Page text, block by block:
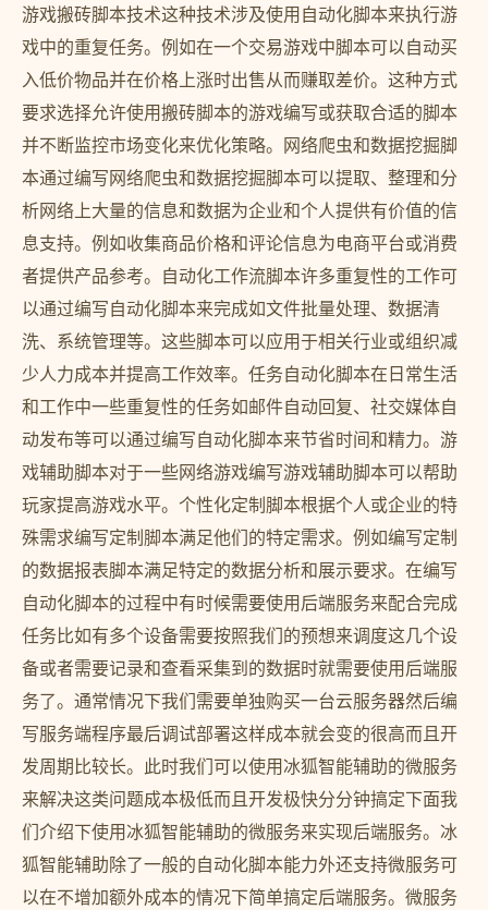
游戏搬砖脚本技术这种技术涉及使用自动化脚本来执行游
戏中的重复任务。例如在一个交易游戏中脚本可以自动买
入低价物品并在价格上涨时出售从而赚取差价。这种方式
要求选择允许使用搬砖脚本的游戏编写或获取合适的脚本
并不断监控市场变化来优化策略。网络爬虫和数据挖掘脚
本通过编写网络爬虫和数据挖掘脚本可以提取、整理和分
析网络上大量的信息和数据为企业和个人提供有价值的信
息支持。例如收集商品价格和评论信息为电商平台或消费
者提供产品参考。自动化工作流脚本许多重复性的工作可
以通过编写自动化脚本来完成如文件批量处理、数据清
洗、系统管理等。这些脚本可以应用于相关行业或组织减
少人力成本并提高工作效率。任务自动化脚本在日常生活
和工作中一些重复性的任务如邮件自动回复、社交媒体自
动发布等可以通过编写自动化脚本来节省时间和精力。游
戏辅助脚本对于一些网络游戏编写游戏辅助脚本可以帮助
玩家提高游戏水平。个性化定制脚本根据个人或企业的特
殊需求编写定制脚本满足他们的特定需求。例如编写定制
的数据报表脚本满足特定的数据分析和展示要求。在编写
自动化脚本的过程中有时候需要使用后端服务来配合完成
任务比如有多个设备需要按照我们的预想来调度这几个设
备或者需要记录和查看采集到的数据时就需要使用后端服
务了。通常情况下我们需要单独购买一台云服务器然后编
写服务端程序最后调试部署这样成本就会变的很高而且开
发周期比较长。此时我们可以使用冰狐智能辅助的微服务
来解决这类问题成本极低而且开发极快分分钟搞定下面我
们介绍下使用冰狐智能辅助的微服务来实现后端服务。冰
狐智能辅助除了一般的自动化脚本能力外还支持微服务可
以在不增加额外成本的情况下简单搞定后端服务。微服务